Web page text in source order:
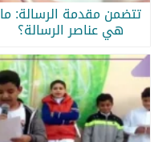
تتضمن مقدمة الرسالة: ما
هي عناصر الرسالة؟